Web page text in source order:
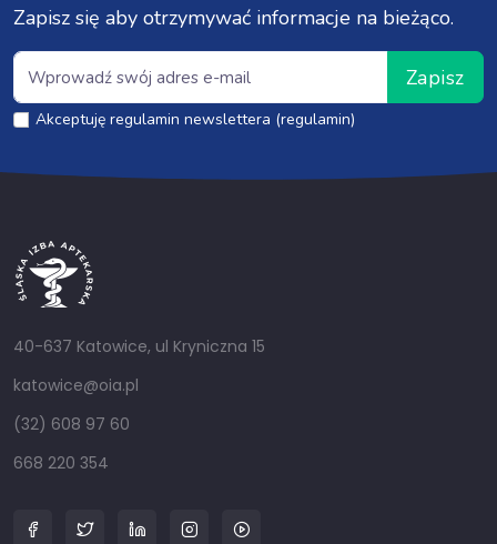
Zapisz się aby otrzymywać informacje na bieżąco.
Zapisz
Akceptuję regulamin newslettera (regulamin)
40-637 Katowice, ul Kryniczna 15
katowice@oia.pl
(32) 608 97 60
668 220 354